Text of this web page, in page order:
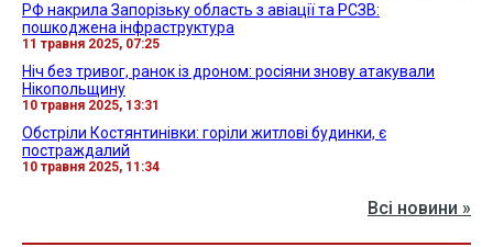
РФ накрила Запорізьку область з авіації та РСЗВ:
пошкоджена інфраструктура
11 травня 2025, 07:25
Ніч без тривог, ранок із дроном: росіяни знову атакували
Нікопольщину
10 травня 2025, 13:31
Обстріли Костянтинівки: горіли житлові будинки, є
постраждалий
10 травня 2025, 11:34
Всі новини »